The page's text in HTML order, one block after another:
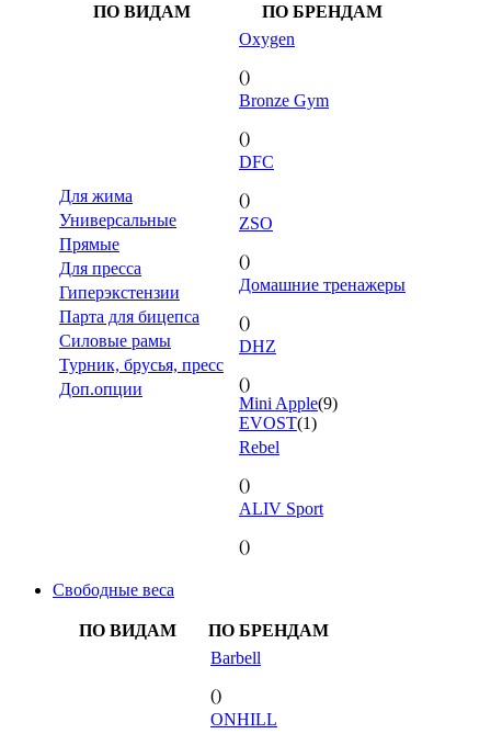
ПО ВИДАМ ПО БРЕНДАМ
Для жима
Универсальные
Прямые
Для пресса
Гиперэкстензии
Парта для бицепса
Силовые рамы
Турник, брусья, пресс
Доп.опции
Oxygen
()
Bronze Gym
()
DFC
()
ZSO
()
Домашние тренажеры
()
DHZ
()
Mini Apple(9)
EVOST(1)
Rebel
()
ALIV Sport
()
Свободные веса
ПО ВИДАМ ПО БРЕНДАМ
Barbell
()
ONHILL